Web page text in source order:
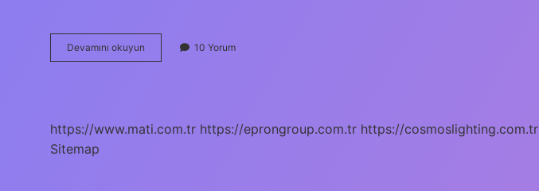
Devamını okuyun Çamaşır
Makinesi
Yarar
10 Yorum
https://www.mati.com.tr https://eprongroup.com.tr https://cosmoslighting.com.tr
Sitemap